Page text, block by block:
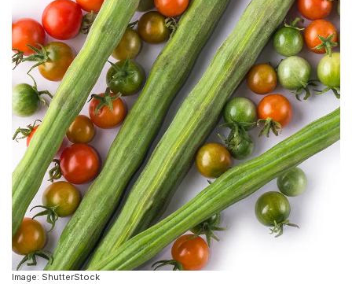
Image: ShutterStock